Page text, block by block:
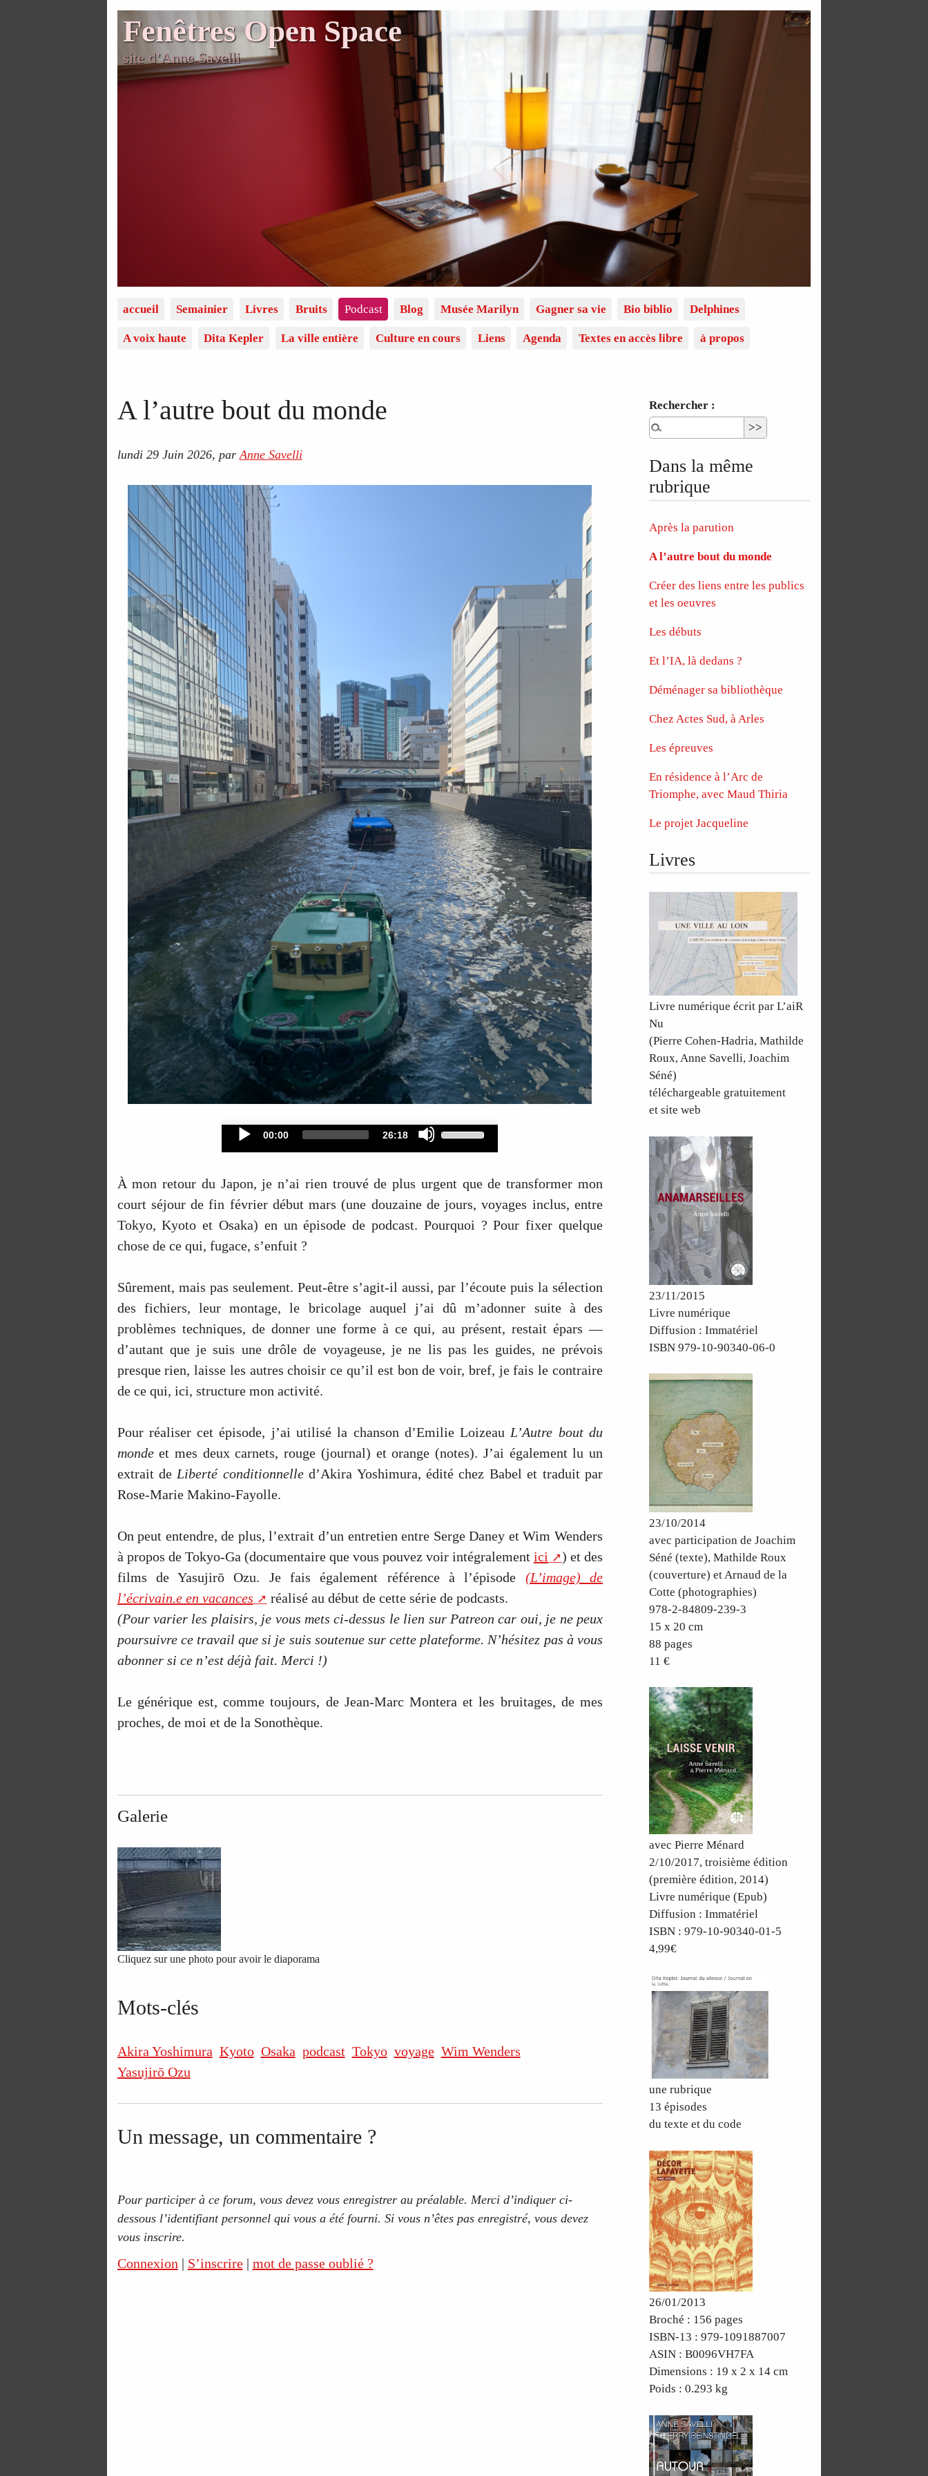
Fenêtres Open Space
site d’Anne Savelli
accueil Semainier Livres Bruits Podcast Blog Musée Marilyn Gagner sa vie Bio biblio Delphines
A voix haute Dita Kepler La ville entière Culture en cours Liens Agenda Textes en accès libre à propos
A l’autre bout du monde
lundi 29 Juin 2026, par Anne Savelli
Audio
Player
Current
00:00
Total
26:18
Use
keys
to
increase
volume.
À mon retour du Japon, je n’ai rien trouvé de plus urgent que de transformer mon
court séjour de fin février début mars (une douzaine de jours, voyages inclus, entre
Tokyo, Kyoto et Osaka) en un épisode de podcast. Pourquoi ? Pour fixer quelque
chose de ce qui, fugace, s’enfuit ?
Sûrement, mais pas seulement. Peut-être s’agit-il aussi, par l’écoute puis la sélection
des fichiers, leur montage, le bricolage auquel j’ai dû m’adonner suite à des
problèmes techniques, de donner une forme à ce qui, au présent, restait épars —
d’autant que je suis une drôle de voyageuse, je ne lis pas les guides, ne prévois
presque rien, laisse les autres choisir ce qu’il est bon de voir, bref, je fais le contraire
de ce qui, ici, structure mon activité.
Pour réaliser cet épisode, j’ai utilisé la chanson d’Emilie Loizeau L’Autre bout du
mondeet mes deux carnets, rouge (journal) et orange (notes). J’ai également lu un
extrait de Liberté conditionnelled’Akira Yoshimura, édité chez Babel et traduit par
Rose-Marie Makino-Fayolle.
On peut entendre, de plus, l’extrait d’un entretien entre Serge Daney et Wim Wenders
à propos de Tokyo-Ga (documentaire que vous pouvez voir intégralement ici
) et des
films de Yasujirō Ozu. Je fais également référence à l’épisode (L’image) de
l’écrivain.e en vacances
réalisé au début de cette série de podcasts.
(Pour varier les plaisirs, je vous mets ci-dessus le lien sur Patreon car oui, je ne peux
poursuivre ce travail que si je suis soutenue sur cette plateforme. N’hésitez pas à vous
abonner si ce n’est déjà fait. Merci !)
Le générique est, comme toujours, de Jean-Marc Montera et les bruitages, de mes
proches, de moi et de la Sonothèque.
Galerie
Cliquez sur une photo pour avoir le diaporama
Mots-clés
Akira Yoshimura Kyoto Osaka podcast Tokyo voyage Wim Wenders
Yasujirō Ozu
Un message, un commentaire ?
Pour participer à ce forum, vous devez vous enregistrer au préalable. Merci d’indiquer ci-
dessous l’identifiant personnel qui vous a été fourni. Si vous n’êtes pas enregistré, vous devez
vous inscrire.
Connexion | S’inscrire| mot de passe oublié ?
Rechercher :
Dans la même
rubrique
Après la parution
A l’autre bout du monde
Créer des liens entre les publics
et les oeuvres
Les débuts
Et l’IA, là dedans ?
Déménager sa bibliothèque
Chez Actes Sud, à Arles
Les épreuves
En résidence à l’Arc de
Triomphe, avec Maud Thiria
Le projet Jacqueline
Livres
Livre numérique écrit par L’aiR
Nu
(Pierre Cohen-Hadria, Mathilde
Roux, Anne Savelli, Joachim
Séné)
téléchargeable gratuitement
et site web
23/11/2015
Livre numérique
Diffusion : Immatériel
ISBN 979-10-90340-06-0
23/10/2014
avec participation de Joachim
Séné (texte), Mathilde Roux
(couverture) et Arnaud de la
Cotte (photographies)
978-2-84809-239-3
15 x 20 cm
88 pages
11 €
avec Pierre Ménard
2/10/2017, troisième édition
(première édition, 2014)
Livre numérique (Epub)
Diffusion : Immatériel
ISBN : 979-10-90340-01-5
4,99€
une rubrique
13 épisodes
du texte et du code
26/01/2013
Broché : 156 pages
ISBN-13 : 979-1091887007
ASIN : B0096VH7FA
Dimensions : 19 x 2 x 14 cm
Poids : 0.293 kg